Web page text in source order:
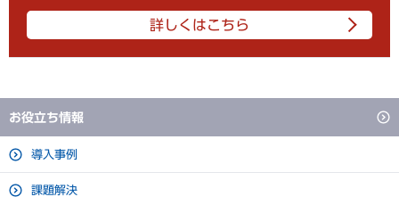
詳しくはこちら
お役立ち情報
導入事例
課題解決